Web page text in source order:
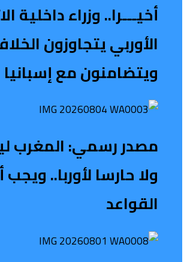
أخيـــرا.. وزراء داخلية
الأوربي يتجاوزون
ويتضامنون مع إسبانيا
مصدر رسمي: المغرب
ولا حارسا لأوربا.. ويجب
القواعد